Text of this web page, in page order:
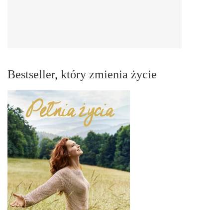
Bestseller, który zmienia życie